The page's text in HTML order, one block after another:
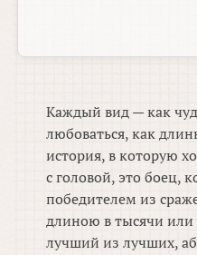
Каждый вид — как
любоваться, как
история, в которую
с головой, это боец,
победителем из
длиною в тысячи
лучший из лучших,